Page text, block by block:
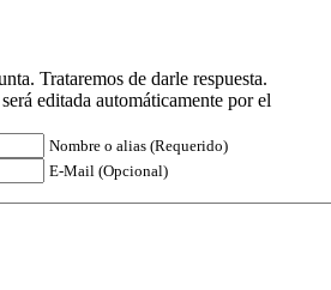
Trataremos de darle respuesta.
editada automáticamente por el
Nombre o alias (Requerido)
E-Mail (Opcional)